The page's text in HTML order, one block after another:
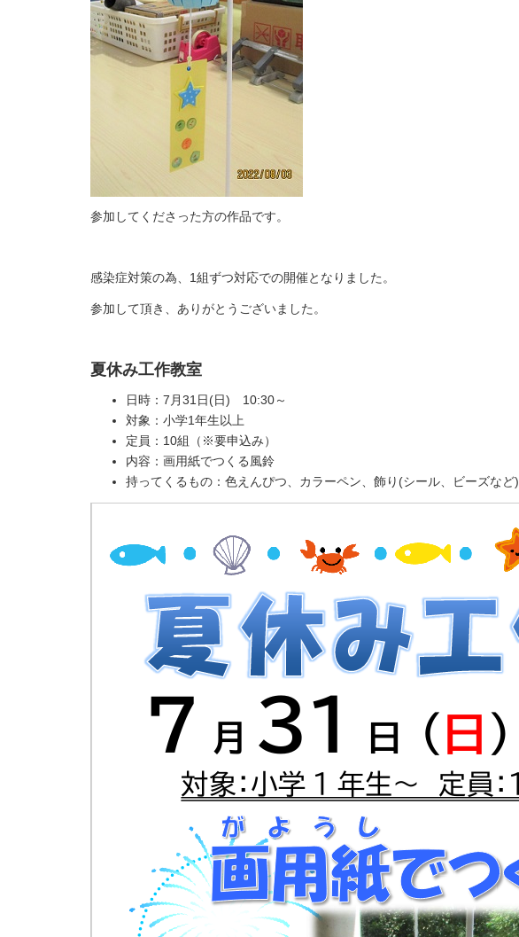
参加してくださった方の作品です。
感染症対策の為、1組ずつ対応での開催となりました。
参加して頂き、ありがとうございました。
夏休み工作教室
日時：7月31日(日) 10:30～
対象：小学1年生以上
定員：10組（※要申込み）
内容：画用紙でつくる風鈴
持ってくるもの：色えんぴつ、カラーペン、飾り(シール、ビーズなど)